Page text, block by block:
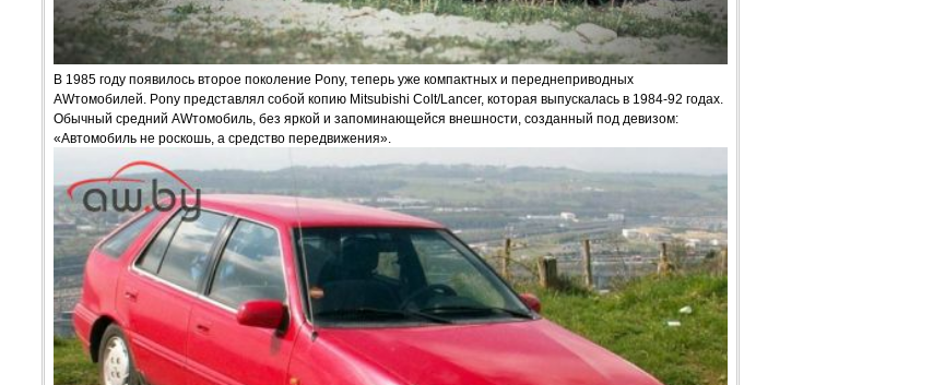
В 1985 году появилось второе поколение Pony, теперь уже компактных и переднеприводных
AWтомобилей. Pony представлял собой копию Mitsubishi Colt/Lancer, которая выпускалась в 1984-92 годах.
Обычный средний AWтомобиль, без яркой и запоминающейся внешности, созданный под девизом:
«Автомобиль не роскошь, а средство передвижения».